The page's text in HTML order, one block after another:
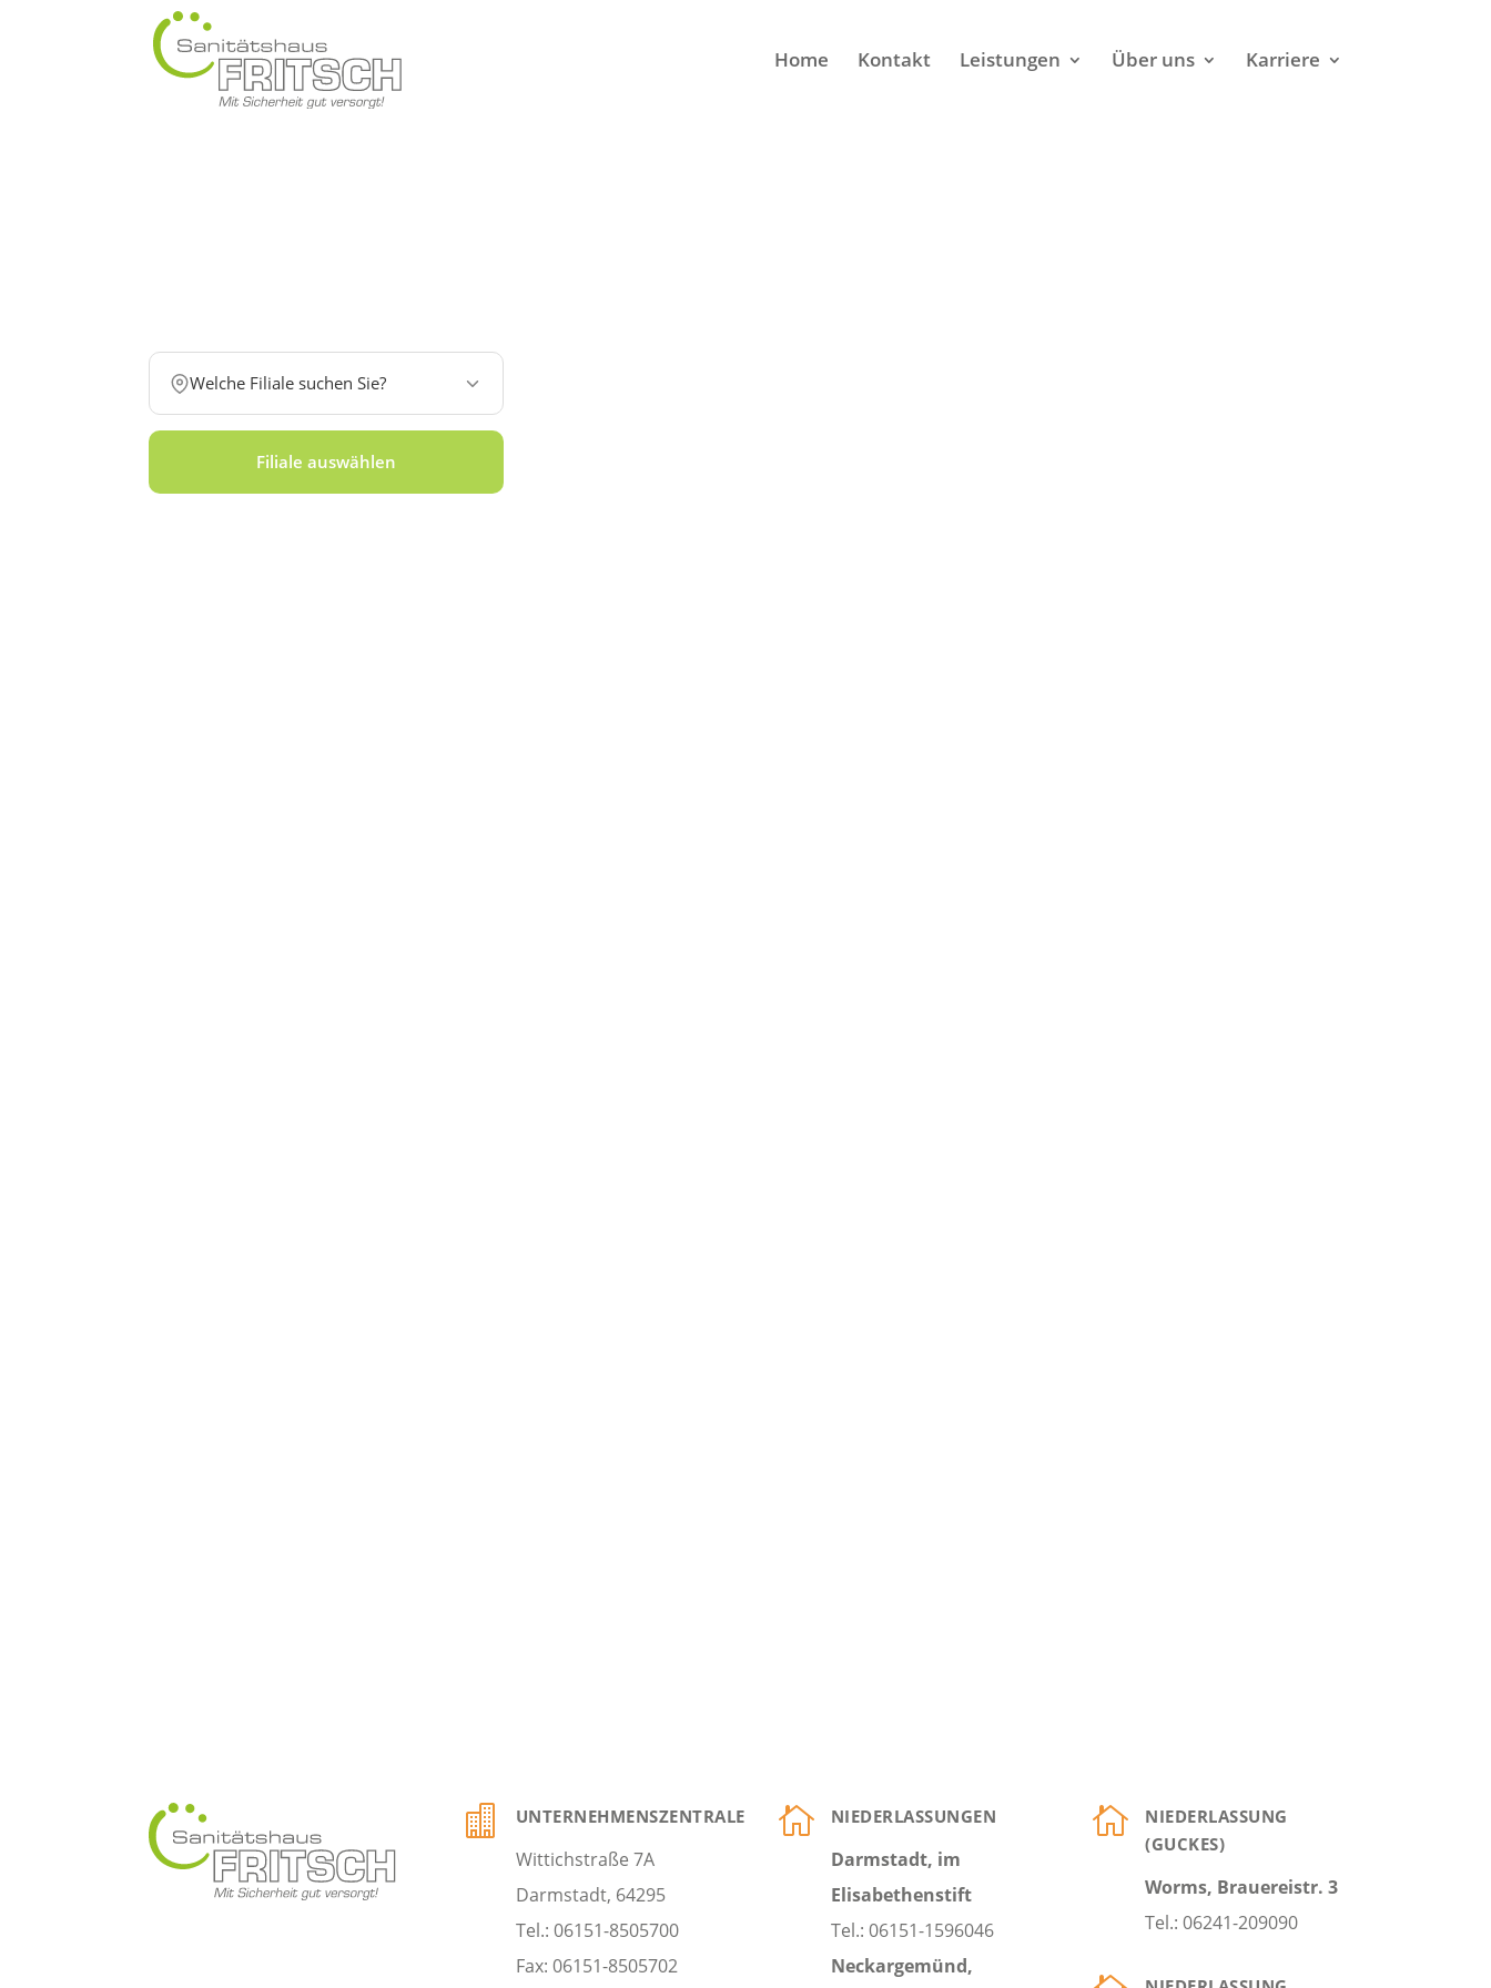
Home Kontakt Leistungen Über uns Karriere
Welche Filiale suchen Sie?
Filiale auswählen
 UNTERNEHMENSZENTRALE
Wittichstraße 7A
Darmstadt, 64295
Tel.: 06151-8505700
Fax: 06151-8505702
 NIEDERLASSUNGEN
Darmstadt, im
Elisabethenstift
Tel.: 06151-1596046
Neckargemünd,

NIEDERLASSUNG
(GUCKES)
Worms, Brauereistr. 3
Tel.: 06241-209090